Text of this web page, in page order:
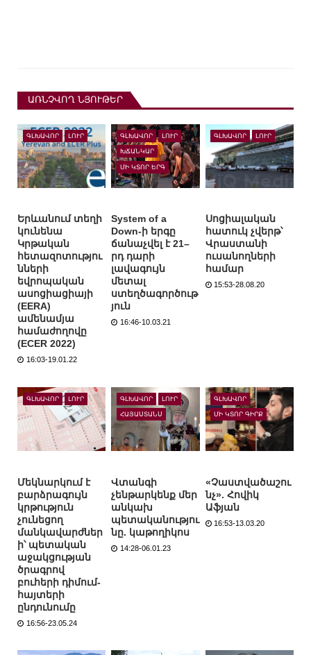
ԱՌՆՉՎՈՂ ՆՅՈՒԹԵՐ
ԳԼԽԱՎՈՐ ԼՈՒՐ
Երևանում տեղի
կունենա
Կրթական
հետազոտությու
նների
եվրոպական
ասոցիացիայի
(EERA)
ամենամյա
համաժողովը
(ECER 2022)
16:03-19.01.22
ԳԼԽԱՎՈՐ ԼՈՒՐ
ԽՃԱՆԿԱՐ
ՄԻ ԿՏՈՐ ԵՐԳ
System of a
Down-ի երգը
ճանաչվել է 21–
րդ դարի
լավագույն
մետալ
ստեղծագործութ
յուն
16:46-10.03.21
ԳԼԽԱՎՈՐ ԼՈՒՐ
Սոցիալական
հատուկ չվերթ՝
Վրաստանի
ուսանողների
համար
15:53-28.08.20
ԳԼԽԱՎՈՐ ԼՈՒՐ
Մեկնարկում է
բարձրագույն
կրթություն
չունեցող
մանկավարժներ
ի՝ պետական
աջակցության
ծրագրով
բուհերի դիմում-
հայտերի
ընդունումը
16:56-23.05.24
ԳԼԽԱՎՈՐ ԼՈՒՐ
ՀԱՅԱՍՏԱՆՍ
Վտանգի
չենթարկենք մեր
անկախ
պետականությու
նը. կաթողիկոս
14:28-06.01.23
ԳԼԽԱՎՈՐ
ՄԻ ԿՏՈՐ ԳԻՐՔ
«Չաստվածաշու
նչ». Հովիկ
Աֆյան
16:53-13.03.20